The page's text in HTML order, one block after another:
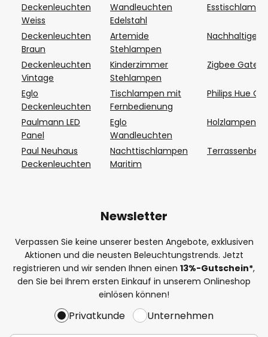
Deckenleuchten
Weiss
Wandleuchten
Edelstahl
Deckenleuchten
Braun
Artemide
Stehlampen
Nachhaltige
Deckenleuchten
Vintage
Kinderzimmer
Stehlampen
Zigbee
Eglo
Deckenleuchten
Tischlampen mit
Fernbedienung
Philips Hue
Paulmann LED
Panel
Eglo
Wandleuchten
Holzlampen
Paul Neuhaus
Deckenleuchten
Nachttischlampen
Maritim
Newsletter
Verpassen Sie keine unserer besten Angebote, exklusiven
Aktionen und die neusten Beleuchtungstrends. Jetzt
registrieren und wir senden Ihnen einen 13%-Gutschein*,
den Sie bei Ihrem ersten Einkauf in unserem Onlineshop
einlösen können!
Privatkunde Unternehmen